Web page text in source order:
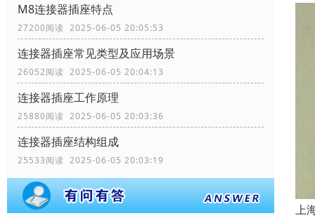
M8连接器插座特点
27200阅读 2025-06-05 20:05:53
连接器插座常见类型及应用场景
26052阅读 2025-06-05 20:04:13
连接器插座工作原理
25880阅读 2025-06-05 20:03:36
连接器插座结构组成
25533阅读 2025-06-05 20:03:19
上